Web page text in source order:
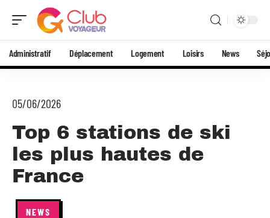
Administratif Déplacement Logement Loisirs News
05/06/2026
Top 6 stations de ski
les plus hautes de
France
NEWS